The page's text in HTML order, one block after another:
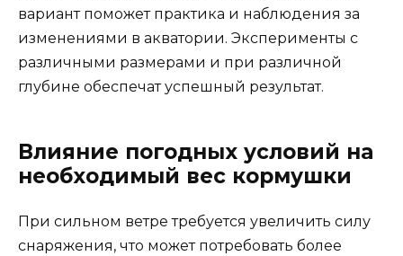
вариант поможет практика и наблюдения за
изменениями в акватории. Эксперименты с
различными размерами и при различной
глубине обеспечат успешный результат.
Влияние погодных условий на
необходимый вес кормушки
При сильном ветре требуется увеличить силу
снаряжения, что может потребовать более